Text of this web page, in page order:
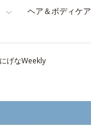
ヘア＆ボディケア
げなWeekly